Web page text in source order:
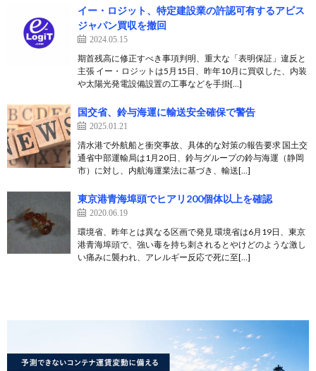
イー・ロジット、特定建設業の許認可有するアビス
ジャパン買収を撤回
2024.05.15
期首残高に修正すべき事項判明、重大な「表明保証」違反と
主張 イー・ロジットは5月15日、昨年10月に買収した、内装
や太陽光発電設備設置の工事などを手掛[…]
国交省、鈴与海運に輸送安全確保で警告
2025.01.21
清水港で外航船と衝突事故、具体的な対策の報告要求 国土交
通省中部運輸局は1月20日、鈴与グループの鈴与海運（静岡
市）に対し、内航海運業法に基づき、輸送[…]
東京港青海埠頭でヒアリ200個体以上を確認
2020.06.19
環境省、昨年とは異なる区画で発見 環境省は6月19日、東京
港青海埠頭で、強い毒を持ち刺されるとやけどのような激し
い痛みに襲われ、アレルギー反応で死に至[…]